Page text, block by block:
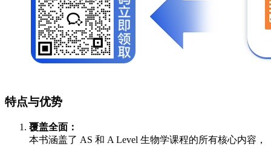
特点与优势
覆盖全面：
本书涵盖了 AS 和 A Level 生物学课程的所有核心内容，